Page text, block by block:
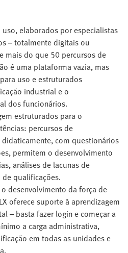
elaborados por especialistas
– totalmente digitais ou
mais do que 50 percursos de
é uma plataforma vazia, mas
uso e estruturados
industrial e o
dos funcionários.
estruturados para o
percursos de
com questionários
permitem o desenvolvimento
análises de lacunas de
qualificações.
desenvolvimento da força de
oferece suporte à aprendizagem
– basta fazer login e começar a
a carga administrativa,
em todas as unidades e